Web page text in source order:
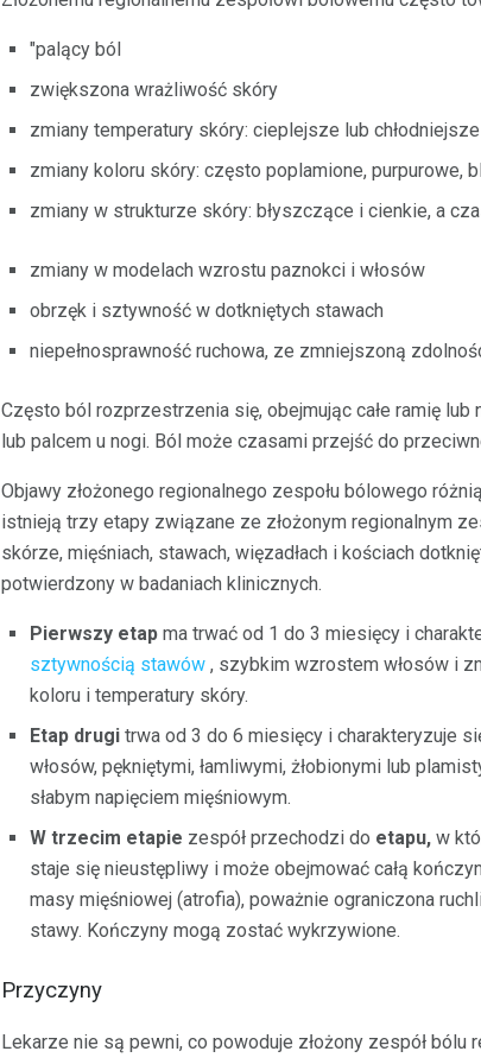
"palący ból
zwiększona wrażliwość skóry
zmiany temperatury skóry: cieplejsze lub
zmiany koloru skóry: często poplamione, purpurowe,
zmiany w strukturze skóry: błyszczące i cienkie, a
zmiany w modelach wzrostu paznokci i włosów
obrzęk i sztywność w dotkniętych stawach
niepełnosprawność ruchowa, ze zmniejszoną
Często ból rozprzestrzenia się, obejmując całe ramię
lub palcem u nogi. Ból może czasami przejść do
Objawy złożonego regionalnego zespołu bólowego
istnieją trzy etapy związane ze złożonym regionalnym
skórze, mięśniach, stawach, więzadłach i kościach
potwierdzony w badaniach klinicznych.
Pierwszy etap ma trwać od 1 do 3 miesięcy i
sztywnością stawów , szybkim wzrostem włosów i
koloru i temperatury skóry.
Etap drugi trwa od 3 do 6 miesięcy i charakteryzuje
włosów, pękniętymi, łamliwymi, żłobionymi lub
słabym napięciem mięśniowym.
W trzecim etapie zespół przechodzi do etapu, w
staje się nieustępliwy i może obejmować całą
masy mięśniowej (atrofia), poważnie ograniczona
stawy. Kończyny mogą zostać wykrzywione.
Przyczyny
Lekarze nie są pewni, co powoduje złożony zespół bólu